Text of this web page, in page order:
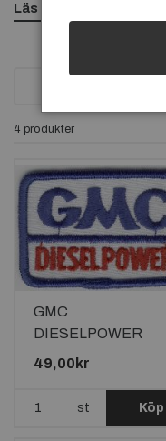
Läs mer
4 produkter
GMC
DIESELPOWER
TYGMÄRKE
49,00kr
st Köp